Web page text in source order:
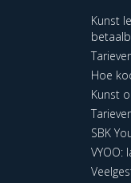
Kunst
Hoe
Kunst
SBK
VYOO: